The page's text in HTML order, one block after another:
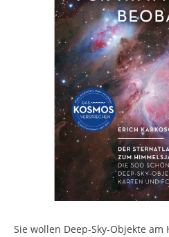
Sie wollen Deep-Sky-Objekte